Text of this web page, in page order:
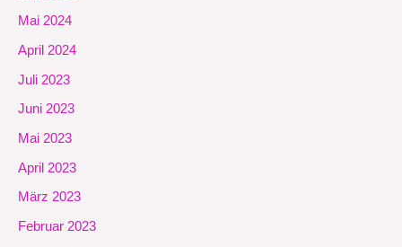
Mai 2024
April 2024
Juli 2023
Juni 2023
Mai 2023
April 2023
März 2023
Februar 2023